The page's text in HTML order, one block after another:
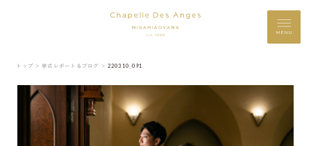
MENU
トップ ＞ 挙式レポート＆ブログ ＞ 220310_091